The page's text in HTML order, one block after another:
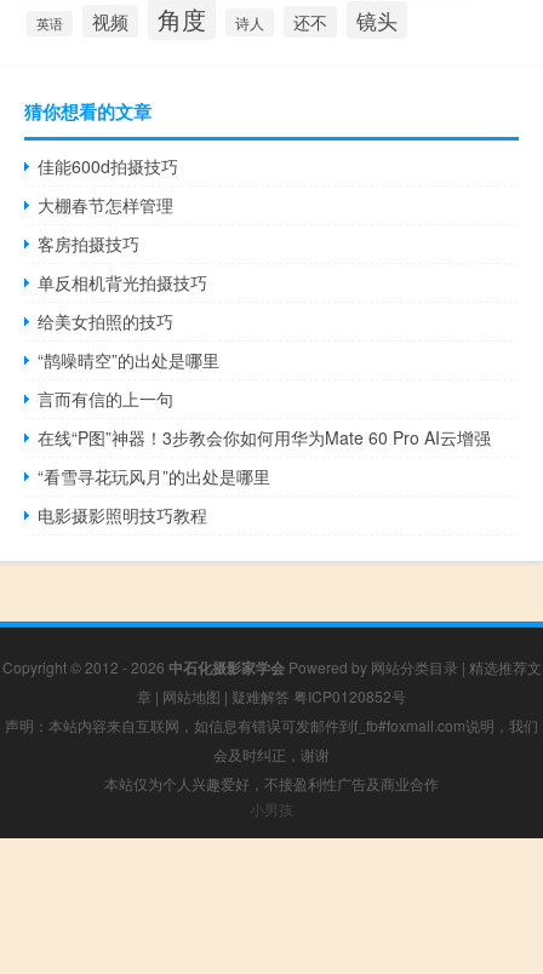
英语 视频 角度 诗人 还不 镜头
猜你想看的文章
佳能600d拍摄技巧
大棚春节怎样管理
客房拍摄技巧
单反相机背光拍摄技巧
给美女拍照的技巧
“鹊噪晴空”的出处是哪里
言而有信的上一句
在线“P图”神器！3步教会你如何用华为Mate 60 Pro AI云增强
“看雪寻花玩风月”的出处是哪里
电影摄影照明技巧教程
Copyright © 2012 - 2026 中石化摄影家学会Powered by 网站分类目录 | 精选推荐文
章 | 网站地图 | 疑难解答 粤ICP0120852号
声明：本站内容来自互联网，如信息有错误可发邮件到f_fb#foxmail.com说明，我们
会及时纠正，谢谢
本站仅为个人兴趣爱好，不接盈利性广告及商业合作
小男孩